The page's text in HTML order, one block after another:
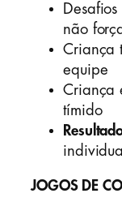
não
Criança
equipe
Criança
tímido
individual
JOGOS DE